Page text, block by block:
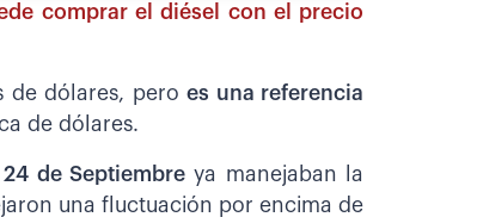
comprar el diésel con el precio
de dólares, peroes una referencia
de dólares.
de Septiembreya manejaban la
una fluctuación por encima de